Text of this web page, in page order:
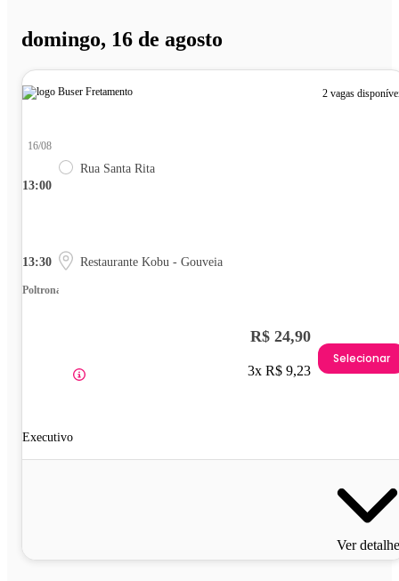
domingo, 16 de agosto
2 vagas
13:00
16/08
Rua Santa Rita
13:30 Restaurante Kobu - Gouveia
Poltrona
Executivo
R$ 24,90
3x R$ 9,23
Selecionar
Ver